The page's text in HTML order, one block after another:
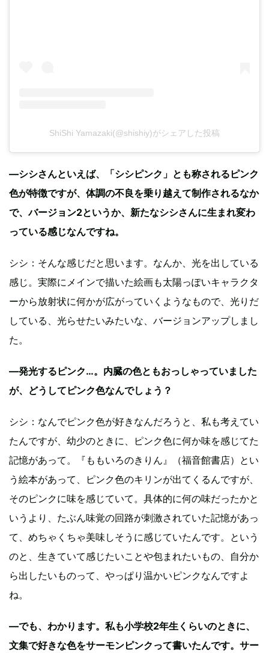
ShiShi Yamazaki(@shishiy)がシェアした投稿
—シシさんといえば、「シシピンク」とも称されるピンク
色が特徴ですが、体調の不良を乗り越えて制作されるなか
で、バージョン2というか、新たなシシさんに生まれ変わ
っている感じなんですね。
シシ：そんな感じだと思います。なんか、光を出している
感じ。実際にメインで描いた絵画も太陽っぽいキャラクタ
ーから放射状に何かが広がっていくようなもので、光りだ
している、光らせたいみたいな、バージョンアップしまし
た。
—発光するピンク…。内臓の色ともおっしゃっていました
が、どうしてピンク色なんでしょう？
シシ：なんでピンク色が好きなんだろうと、私も考えてい
たんですが、幼少のときに、ピンク色に何か味を感じてた
記憶があって。『ももいろのきりん』（福音館書店）とい
う絵本があって、ピンク色のキリンが出てくるんですが、
そのピンクに味を感じていて。具体的に何の味だったかと
いうより、たぶん味覚の回路が刺激されていた記憶があっ
て、めちゃくちゃ美味しそうに感じていたんです。という
のと、生きていて感じたいことや包まれたいもの、自分か
ら出したいものって、やっぱり温かいピンクなんですよ
ね。
—でも、わかります。私も小学校2年生くらいのときに、
文集で好きな色をサーモンピンクって書いたんです。サー